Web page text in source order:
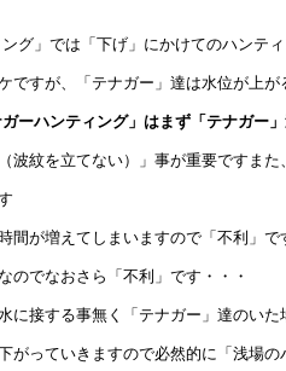
グ」では「下げ」にかけてのハンテ
ですが、「テナガー」達は水位が上
ガーハンティング」はまず「テナガー
波紋を立てない）」事が重要ですま
間が増えてしまいますので「不利」で
のでなおさら「不利」です・・・
に接する事無く「テナガー」達のい
がっていきますので必然的に「浅場